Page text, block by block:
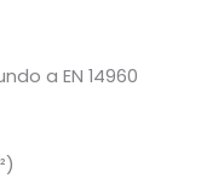
a EN 14960